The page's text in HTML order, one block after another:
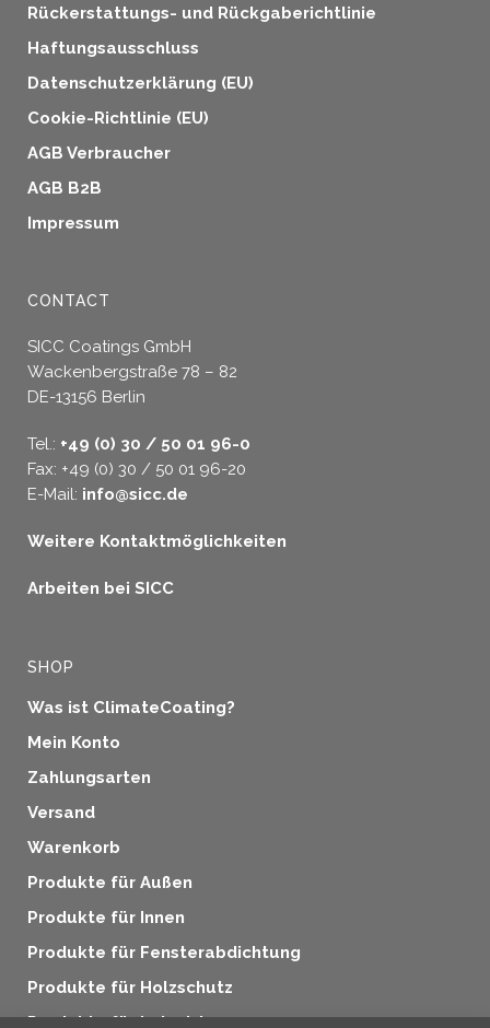
Rückerstattungs- und Rückgaberichtlinie
Haftungsausschluss
Datenschutzerklärung (EU)
Cookie-Richtlinie (EU)
AGB Verbraucher
AGB B2B
Impressum
CONTACT
SICC Coatings GmbH
Wackenbergstraße 78 – 82
DE-13156 Berlin
Tel.: +49 (0) 30 / 50 01 96-0
Fax: +49 (0) 30 / 50 01 96-20
E-Mail: info@sicc.de
Weitere Kontaktmöglichkeiten
Arbeiten bei SICC
SHOP
Was ist ClimateCoating?
Mein Konto
Zahlungsarten
Versand
Warenkorb
Produkte für Außen
Produkte für Innen
Produkte für Fensterabdichtung
Produkte für Holzschutz
Produkte für Industrie